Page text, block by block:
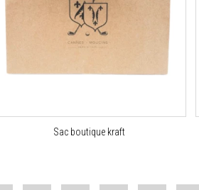
Sac boutique kraft